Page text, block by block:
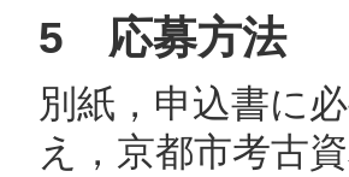
5 応募方法
別紙，申込書に
え，京都市考古